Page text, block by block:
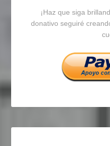
en en
¡Haz que siga
donativo seguiré